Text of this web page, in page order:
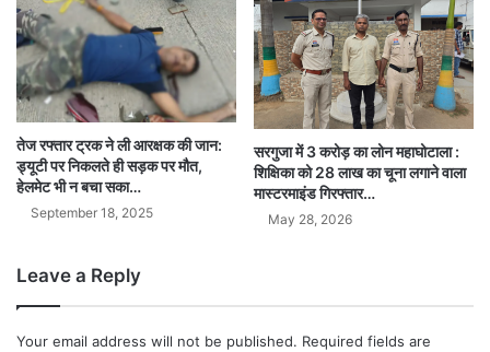
तेज रफ्तार ट्रक ने ली आरक्षक की जान:
ड्यूटी पर निकलते ही सड़क पर मौत,
हेलमेट भी न बचा सका…
September 18, 2025
सरगुजा में 3 करोड़ का लोन महाघोटाला :
शिक्षिका को 28 लाख का चूना लगाने वाला
मास्टरमाइंड गिरफ्तार…
May 28, 2026
Leave a Reply
Your email address will not be published. Required fields are